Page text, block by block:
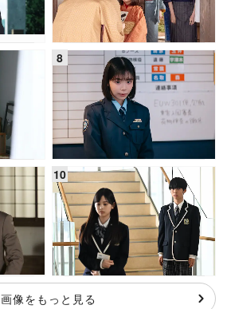
画像をもっと見る